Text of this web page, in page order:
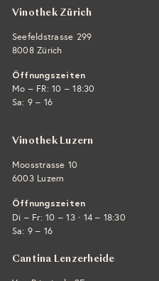
Vinothek Zürich
Seefeldstrasse 299
8008 Zürich
Öffnungszeiten
Mo – FR: 10 – 18:30
Sa: 9 – 16
Vinothek Luzern
Moosstrasse 10
6003 Luzern
Öffnungszeiten
Di – Fr: 10 – 13 · 14 – 18:30
Sa: 9 – 16
Cantina Lenzerheide